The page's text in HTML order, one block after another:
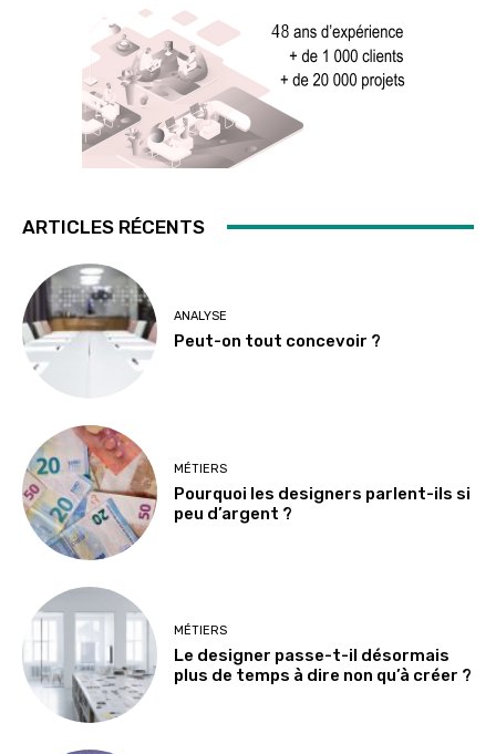
ARTICLES RÉCENTS
ANALYSE
Peut-on tout concevoir ?
MÉTIERS
Pourquoi les designers parlent-ils si
peu d’argent ?
MÉTIERS
Le designer passe-t-il désormais
plus de temps à dire non qu’à créer ?